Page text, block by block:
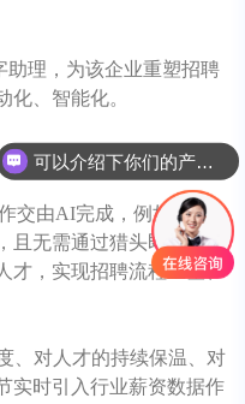
助理，为该企业重塑招聘
化、智能化。
交由AI完成，例如寻
且无需通过猎头即可按需
才，实现招聘流程重塑、
、对人才的持续保温、对
实时引入行业薪资数据作
你们是怎么收费的呢